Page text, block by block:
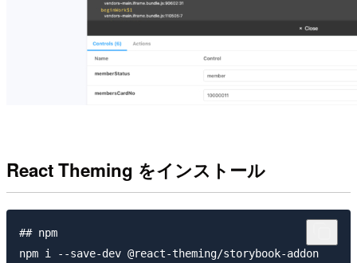
React Theming をインストール
## npm
npm i --save-dev @react-theming/storybook-addon